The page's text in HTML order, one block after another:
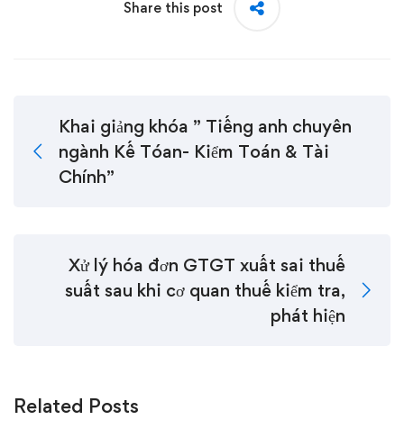
Share this post
Khai giảng khóa ” Tiếng anh chuyên
ngành Kế Tóan- Kiểm Toán & Tài
Chính”
Xử lý hóa đơn GTGT xuất sai thuế
suất sau khi cơ quan thuế kiểm tra,
phát hiện
Related Posts